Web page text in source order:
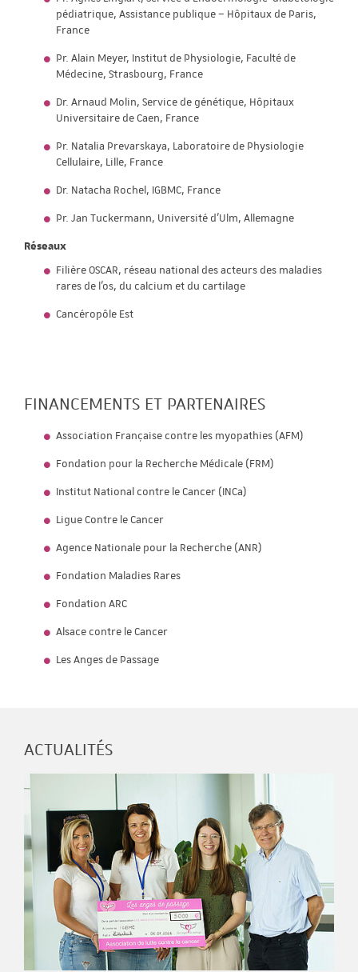
pédiatrique, Assistance publique – Hôpitaux de Paris,
France
Pr. Alain Meyer, Institut de Physiologie, Faculté de
Médecine, Strasbourg, France
Dr. Arnaud Molin, Service de génétique, Hôpitaux
Universitaire de Caen, France
Pr. Natalia Prevarskaya, Laboratoire de Physiologie
Cellulaire, Lille, France
Dr. Natacha Rochel, IGBMC, France
Pr. Jan Tuckermann, Université d’Ulm, Allemagne
Réseaux
Filière OSCAR, réseau national des acteurs des maladies
rares de l'os, du calcium et du cartilage
Cancéropôle Est
FINANCEMENTS ET PARTENAIRES
Association Française contre les myopathies (AFM)
Fondation pour la Recherche Médicale (FRM)
Institut National contre le Cancer (INCa)
Ligue Contre le Cancer
Agence Nationale pour la Recherche (ANR)
Fondation Maladies Rares
Fondation ARC
Alsace contre le Cancer
Les Anges de Passage
ACTUALITÉS